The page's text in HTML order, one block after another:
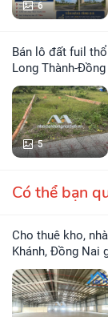
6
Bán lô đất fuil thổ cư 119m2 giá chỉ 1 tỷ 550 ngay cổng KCN
Long Thành-
5
Có thể bạn
Cho thuê kho, nhà xưởng tại Đường Lê A, Xã Suối Tre, Tp Long
Khánh, Đồng Nai